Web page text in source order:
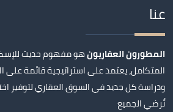
عنا
المطورون العقاريونهو مفهوم حديث
المتكامل، يعتمد على استراتيجية قائمة على
ودراسة كل جديد في السوق العقاري لتوفير
تُرضي الجميع